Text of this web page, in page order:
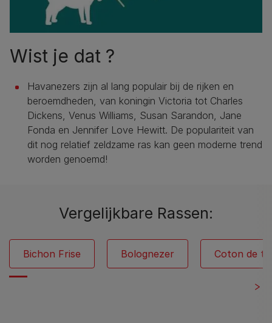
Wist je dat ?
Havanezers zijn al lang populair bij de rijken en
beroemdheden, van koningin Victoria tot Charles
Dickens, Venus Williams, Susan Sarandon, Jane
Fonda en Jennifer Love Hewitt. De populariteit van
dit nog relatief zeldzame ras kan geen moderne trend
worden genoemd!
Vergelijkbare Rassen:
Bichon Frise Bolognezer Coton de